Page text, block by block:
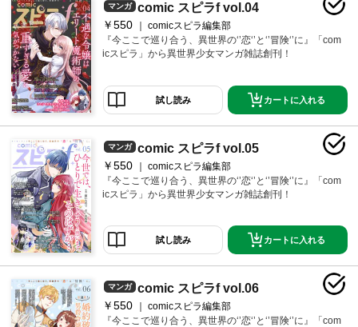
マンガ comic スピラf vol.04
￥550
comicスピラ編集部
『今ここで巡り合う、異世界の‘’恋‘’と‘’冒険‘’に』「com
icスピラ」から異世界少女マンガ雑誌創刊！
試し読み カートに入れる
マンガ comic スピラf vol.05
￥550
comicスピラ編集部
『今ここで巡り合う、異世界の‘’恋‘’と‘’冒険‘’に』「com
icスピラ」から異世界少女マンガ雑誌創刊！
試し読み カートに入れる
マンガ comic スピラf vol.06
￥550
comicスピラ編集部
『今ここで巡り合う、異世界の‘’恋‘’と‘’冒険‘’に』「com